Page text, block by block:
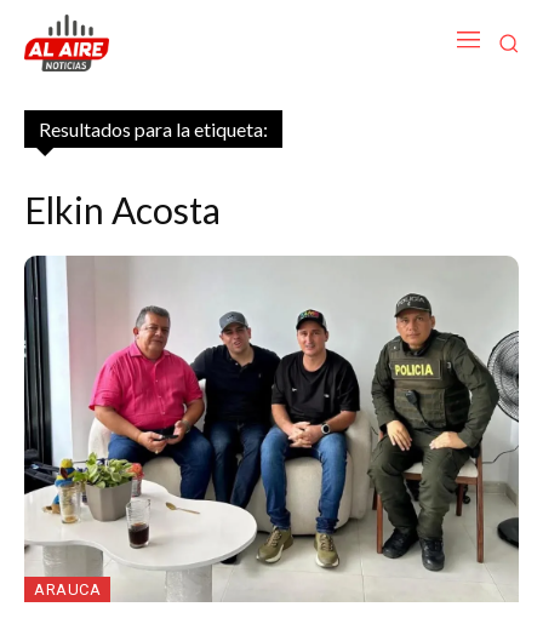
Resultados para la etiqueta:
Elkin Acosta
ARAUCA